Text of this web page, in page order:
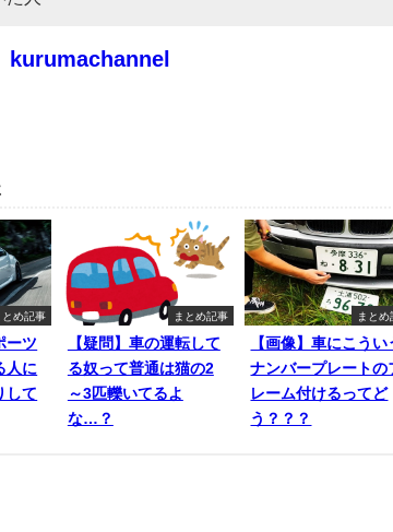
kurumachannel
とめ記事
ーツ
人に
して
まとめ記事
【疑問】車の運転して
る奴って普通は猫の2
～3匹轢いてるよ
な…？
まとめ
【画像】車にこうい
ナンバープレートの
レーム付けるってど
う？？？